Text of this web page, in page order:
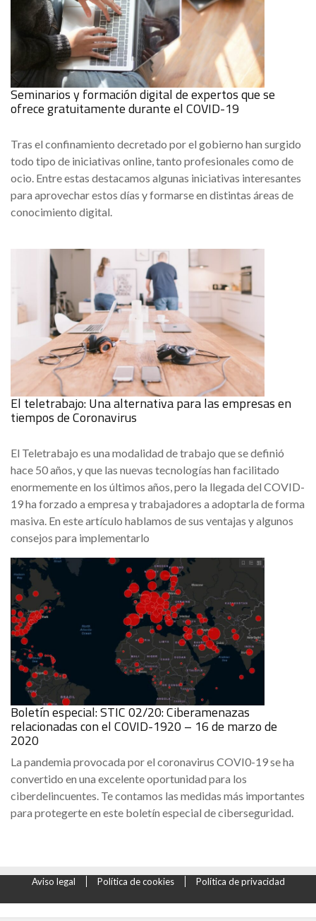
Seminarios y formación digital de expertos que se
ofrece gratuitamente durante el COVID-19
Tras el confinamiento decretado por el gobierno han surgido
todo tipo de iniciativas online, tanto profesionales como de
ocio. Entre estas destacamos algunas iniciativas interesantes
para aprovechar estos días y formarse en distintas áreas de
conocimiento digital.
El teletrabajo: Una alternativa para las empresas en
tiempos de Coronavirus
El Teletrabajo es una modalidad de trabajo que se definió
hace 50 años, y que las nuevas tecnologías han facilitado
enormemente en los últimos años, pero la llegada del COVID-
19 ha forzado a empresa y trabajadores a adoptarla de forma
masiva. En este artículo hablamos de sus ventajas y algunos
consejos para implementarlo
Boletín especial: STIC 02/20: Ciberamenazas
relacionadas con el COVID-1920 – 16 de marzo de
2020
La pandemia provocada por el coronavirus COVI0-19 se ha
convertido en una excelente oportunidad para los
ciberdelincuentes. Te contamos las medidas más importantes
para protegerte en este boletín especial de ciberseguridad.
Aviso legal Política de cookies Política de privacidad